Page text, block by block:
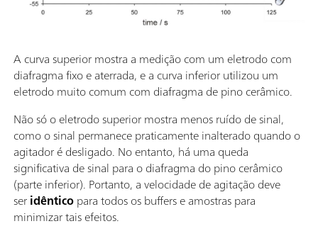
A curva superior mostra a medição com um eletrodo com
diafragma fixo e aterrada, e a curva inferior utilizou um
eletrodo muito comum com diafragma de pino cerâmico.
Não só o eletrodo superior mostra menos ruído de sinal,
como o sinal permanece praticamente inalterado quando o
agitador é desligado. No entanto, há uma queda
significativa de sinal para o diafragma do pino cerâmico
(parte inferior). Portanto, a velocidade de agitação deve
seridênticopara todos os buffers e amostras para
minimizar tais efeitos.